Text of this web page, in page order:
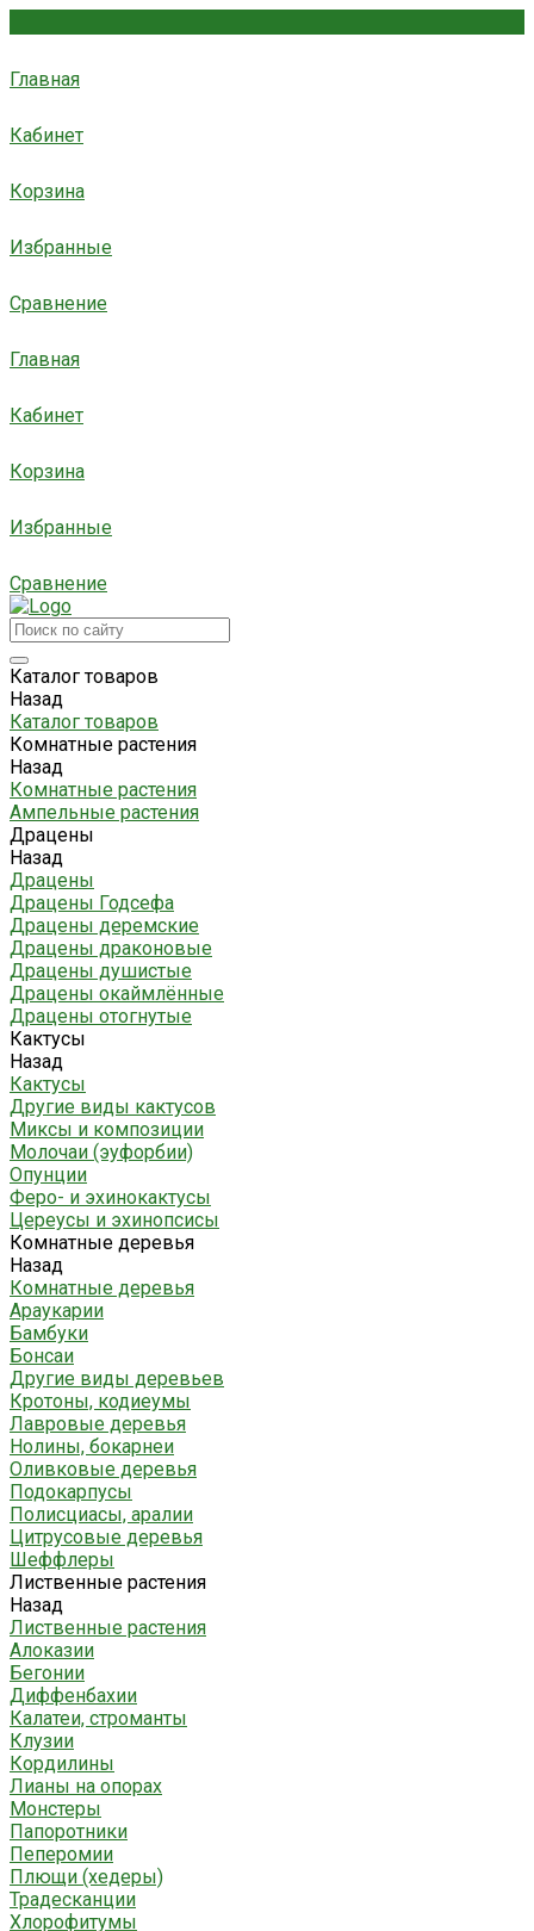
Главная
Кабинет
Корзина
Избранные
Сравнение
Главная
Кабинет
Корзина
Избранные
Сравнение
Каталог товаров
Назад
Каталог товаров
Комнатные растения
Назад
Комнатные растения
Ампельные растения
Драцены
Назад
Драцены
Драцены Годсефа
Драцены деремские
Драцены драконовые
Драцены душистые
Драцены окаймлённые
Драцены отогнутые
Кактусы
Назад
Кактусы
Другие виды кактусов
Миксы и композиции
Молочаи (эуфорбии)
Опунции
Феро- и эхинокактусы
Цереусы и эхинопсисы
Комнатные деревья
Назад
Комнатные деревья
Араукарии
Бамбуки
Бонсаи
Другие виды деревьев
Кротоны, кодиеумы
Лавровые деревья
Нолины, бокарнеи
Оливковые деревья
Подокарпусы
Полисциасы, аралии
Цитрусовые деревья
Шеффлеры
Лиственные растения
Назад
Лиственные растения
Алоказии
Бегонии
Диффенбахии
Калатеи, строманты
Клузии
Кордилины
Лианы на опорах
Монстеры
Папоротники
Пеперомии
Плющи (хедеры)
Традесканции
Хлорофитумы